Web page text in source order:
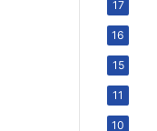
17
16
15
11
10